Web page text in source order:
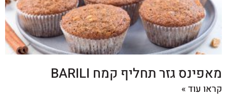
מאפינס גזר תחליף קמח BARILI
קראו עוד »